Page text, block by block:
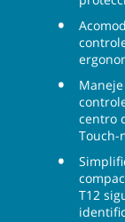
centro
Touch-
T12